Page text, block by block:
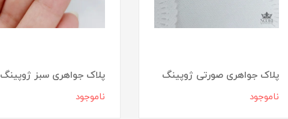
پلاک جواهری صورتی ژوپینگ
ناموجود
پلاک جواهری سبز ژوپینگ
ناموجود